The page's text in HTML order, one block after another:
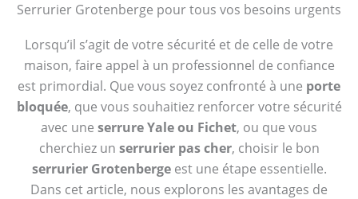
Serrurier Grotenberge pour tous vos besoins urgents
Lorsqu’il s’agit de votre sécurité et de celle de votre
maison, faire appel à un professionnel de confiance
est primordial. Que vous soyez confronté à une porte
bloquée, que vous souhaitiez renforcer votre sécurité
avec une serrure Yale ou Fichet, ou que vous
cherchiez un serrurier pas cher, choisir le bon
serrurier Grotenbergeest une étape essentielle.
Dans cet article, nous explorons les avantages de